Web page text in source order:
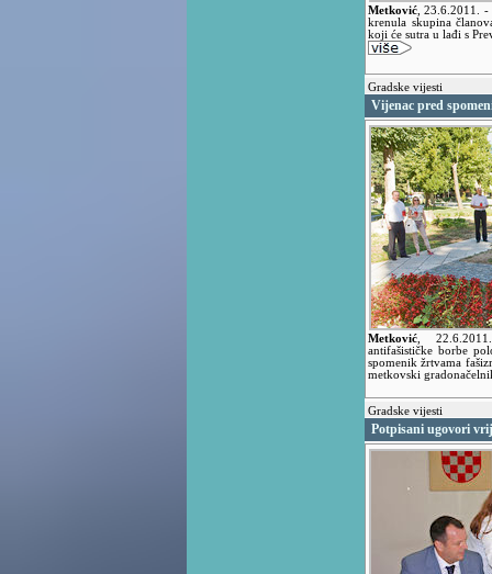
Metković ,23.6.2011. -
krenula skupina
koji će sutra u lađi s
Gradske vijesti
Vijenac pred
Metković ,
antifašističke borbe
spomenik žrtvama
metkovski
Gradske vijesti
Potpisani ugovori